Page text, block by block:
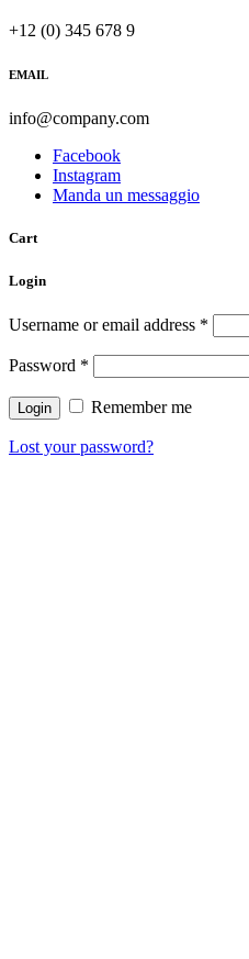
+12 (0) 345 678 9
EMAIL
info@company.com
Facebook
Instagram
Manda un messaggio
Cart
Login
Username or email address *
Password *
Remember me
Lost your password?